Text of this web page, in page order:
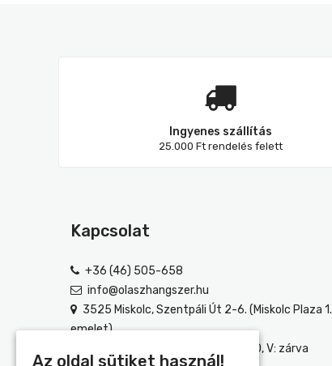
Ingyenes szállítás
25.000 Ft rendelés felett
Kapcsolat
+36 (46) 505-658
info@olaszhangszer.hu
3525 Miskolc, Szentpáli Út 2-6. (Miskolc Plaza 1.
emelet)
H-P: 10:00-18:00, SZ: 10:00-18:30, V: zárva
Az oldal sütiket használ!